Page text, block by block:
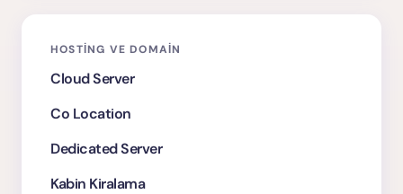
HOSTING VE DOMAIN
Cloud Server
Co Location
Dedicated Server
Kabin Kiralama